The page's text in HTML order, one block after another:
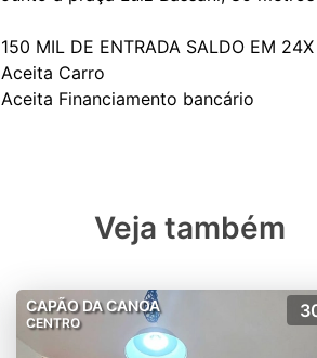
150 MIL DE ENTRADA SALDO EM 24X
Aceita Carro
Veja também
CAPÃO DA CANOA
CENTRO